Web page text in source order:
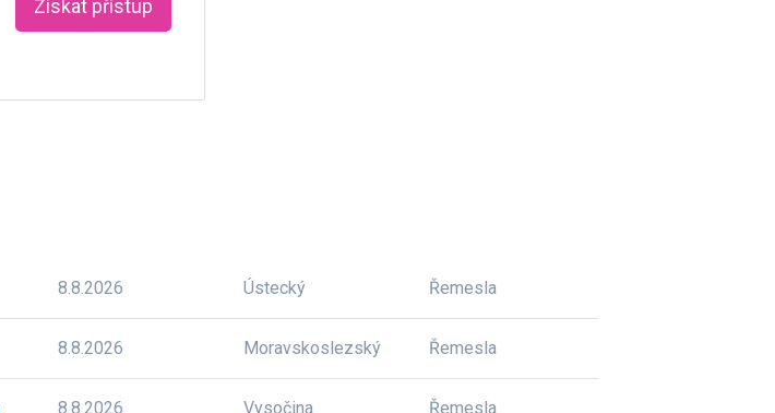
Získat přístup
8.8.2026 Ústecký Řemesla
8.8.2026 Moravskoslezský Řemesla
8.8.2026 Vysočina Řemesla